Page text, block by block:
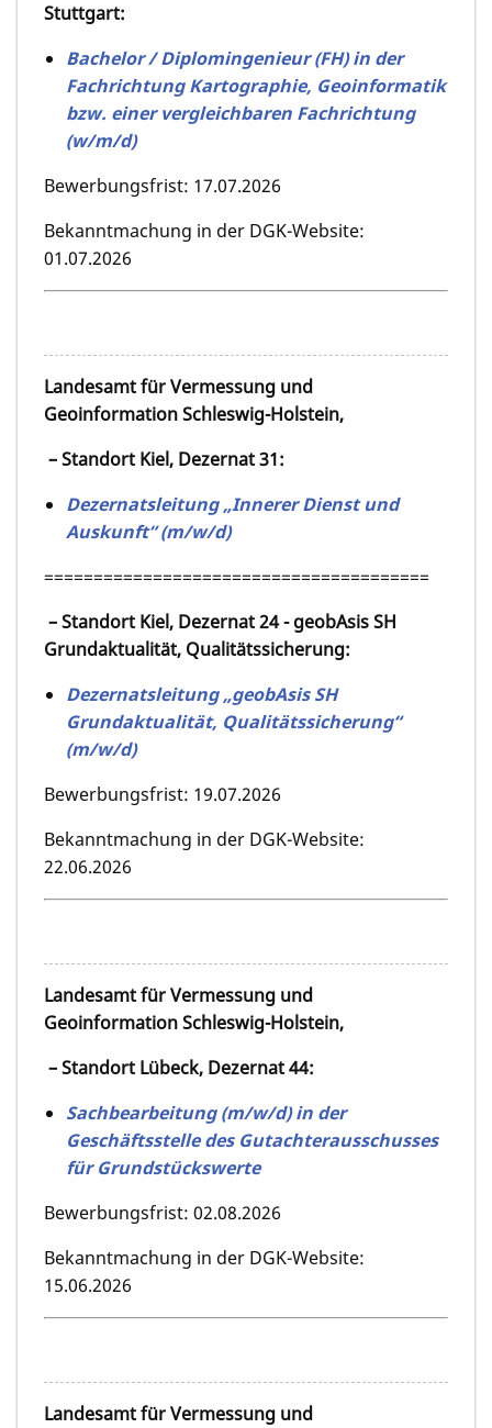
Stuttgart:
Bachelor / Diplomingenieur (FH) in der
Fachrichtung Kartographie, Geoinformatik
bzw. einer vergleichbaren Fachrichtung
(w/m/d)
Bewerbungsfrist: 17.07.2026
Bekanntmachung in der DGK-Website:
01.07.2026
Landesamt für Vermessung und
Geoinformation Schleswig-Holstein,
– Standort Kiel, Dezernat 31:
Dezernatsleitung „Innerer Dienst und
Auskunft“ (m/w/d)
=======================================
– Standort Kiel, Dezernat 24 - geobAsis SH
Grundaktualität, Qualitätssicherung:
Dezernatsleitung „geobAsis SH
Grundaktualität, Qualitätssicherung“
(m/w/d)
Bewerbungsfrist: 19.07.2026
Bekanntmachung in der DGK-Website:
22.06.2026
Landesamt für Vermessung und
Geoinformation Schleswig-Holstein,
– Standort Lübeck, Dezernat 44:
Sachbearbeitung (m/w/d) in der
Geschäftsstelle des Gutachterausschusses
für Grundstückswerte
Bewerbungsfrist: 02.08.2026
Bekanntmachung in der DGK-Website:
15.06.2026
Landesamt für Vermessung und